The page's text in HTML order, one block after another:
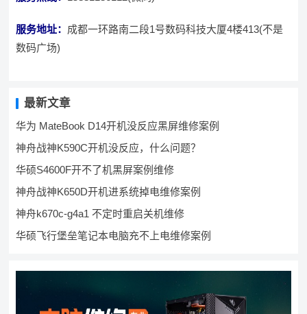
服务地址： 成都一环路南二段1号数码科技大厦4楼413(不是
数码广场)
最新文章
华为 MateBook D14开机没反应黑屏维修案例
神舟战神K590C开机没反应，什么问题？
华硕S4600F开不了机黑屏案例维修
神舟战神K650D开机进系统掉电维修案例
神舟k670c-g4a1 不定时重启关机维修
华硕飞行堡垒笔记本电脑充不上电维修案例